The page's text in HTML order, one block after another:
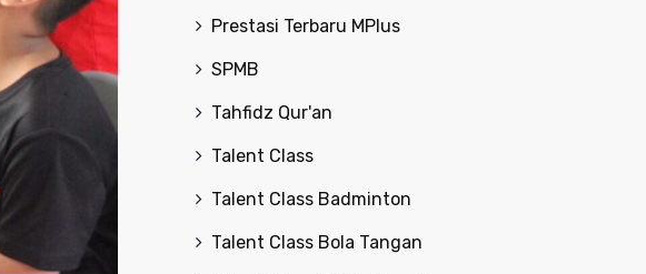
Prestasi Terbaru MPlus
SPMB
Tahfidz Qur'an
Talent Class
Talent Class Badminton
Talent Class Bola Tangan